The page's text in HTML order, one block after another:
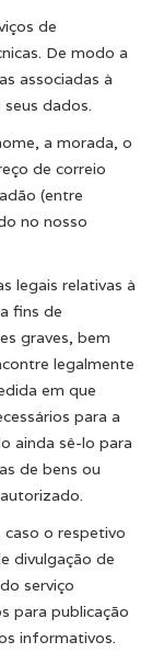
de
De modo a
associadas à
dados.
a morada, o
de correio
(entre
no nosso
legais relativas à
fins de
graves, bem
legalmente
em que
para a
ainda sê-lo para
de bens ou
o respetivo
divulgação de
serviço
para publicação
informativos.